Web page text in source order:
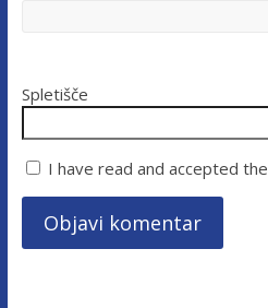
Spletišče
I have read and accepted the